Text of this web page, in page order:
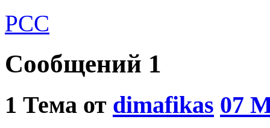
РСС
Сообщений 1
1 Тема от dimafikas 07